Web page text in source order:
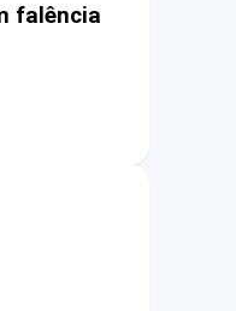
falência